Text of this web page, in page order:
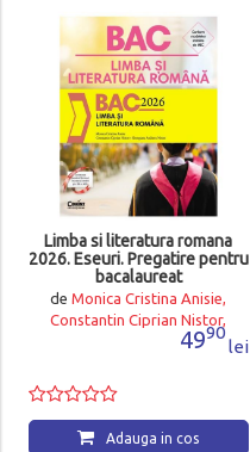
Limba si literatura romana
2026. Eseuri. Pregatire pentru
bacalaureat
deMonica Cristina Anisie,
Constantin Ciprian Nistor,
Georgiana Andreea Nistor
4990
lei
Adauga in cos